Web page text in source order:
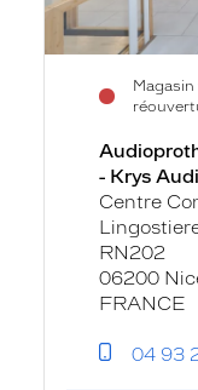
Magasin
- Krys
Centre
RN202
06200
FRANCE
04 93